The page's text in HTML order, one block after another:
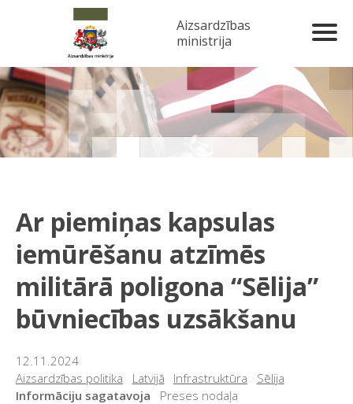
Aizsardzības
ministrija
Ar piemiņas kapsulas
iemūrēšanu atzīmēs
militārā poligona “Sēlija”
būvniecības uzsākšanu
12.11.2024
Aizsardzības politika
Latvijā Infrastruktūra
Sēlija
Informāciju sagatavoja
Preses nodaļa